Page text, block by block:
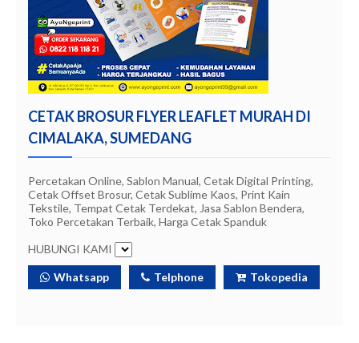
CETAK BROSUR FLYER LEAFLET MURAH DI
CIMALAKA, SUMEDANG
Percetakan Online, Sablon Manual, Cetak Digital Printing,
Cetak Offset Brosur, Cetak Sublime Kaos, Print Kain
Tekstile, Tempat Cetak Terdekat, Jasa Sablon Bendera,
Toko Percetakan Terbaik, Harga Cetak Spanduk
HUBUNGI KAMI
Whatsapp Telphone Tokopedia